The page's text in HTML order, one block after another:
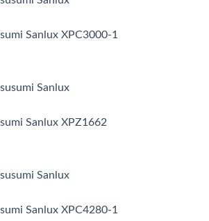
Sanlux XPC3000-1
Sanlux XPZ1662
Sanlux XPC4280-1